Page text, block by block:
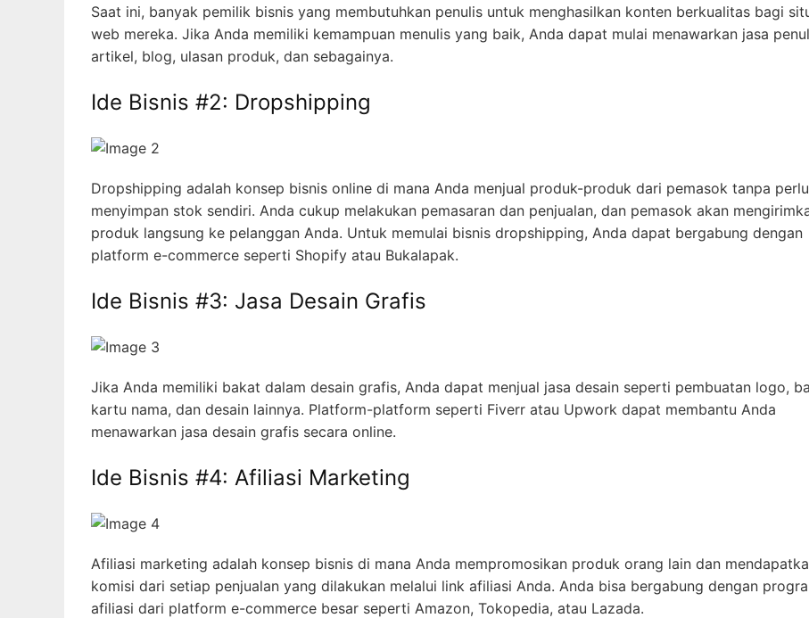
Saat ini, banyak pemilik bisnis yang membutuhkan penulis untuk menghasilkan konten berkualitas bagi
web mereka. Jika Anda memiliki kemampuan menulis yang baik, Anda dapat mulai menawarkan jasa
artikel, blog, ulasan produk, dan sebagainya.
Ide Bisnis #2: Dropshipping
Dropshipping adalah konsep bisnis online di mana Anda menjual produk-produk dari pemasok tanpa perlu
menyimpan stok sendiri. Anda cukup melakukan pemasaran dan penjualan, dan pemasok akan
produk langsung ke pelanggan Anda. Untuk memulai bisnis dropshipping, Anda dapat bergabung dengan
platform e-commerce seperti Shopify atau Bukalapak.
Ide Bisnis #3: Jasa Desain Grafis
Jika Anda memiliki bakat dalam desain grafis, Anda dapat menjual jasa desain seperti pembuatan logo,
kartu nama, dan desain lainnya. Platform-platform seperti Fiverr atau Upwork dapat membantu Anda
menawarkan jasa desain grafis secara online.
Ide Bisnis #4: Afiliasi Marketing
Afiliasi marketing adalah konsep bisnis di mana Anda mempromosikan produk orang lain dan
komisi dari setiap penjualan yang dilakukan melalui link afiliasi Anda. Anda bisa bergabung dengan
afiliasi dari platform e-commerce besar seperti Amazon, Tokopedia, atau Lazada.